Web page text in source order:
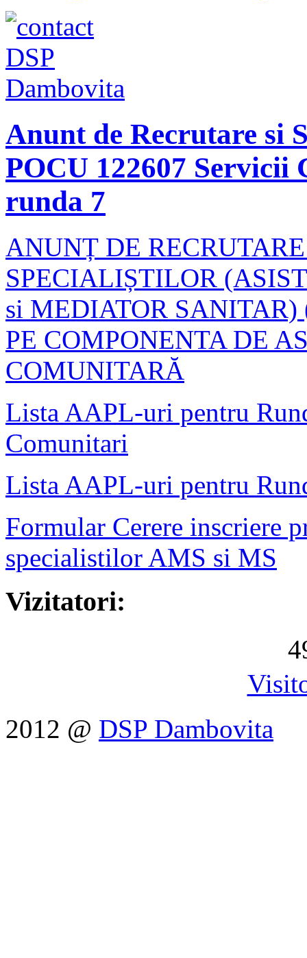
Anunt de Recrutare si
POCU 122607
runda 7
ANUNȚ DE
SPECIALIȘTILOR
si MEDIATOR SANITAR)
PE COMPONENTA DE
COMUNITARĂ
Lista AAPL-uri pentru
Comunitari
Lista AAPL-uri pentru
Formular Cerere inscriere
specialistilor AMS si MS
Vizitatori:
4
2012 @ DSP Dambovita